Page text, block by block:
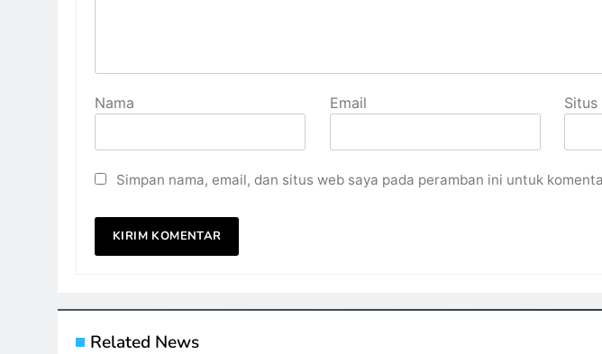
Nama Email Situs
Simpan nama, email, dan situs web saya pada peramban ini untuk
Related News